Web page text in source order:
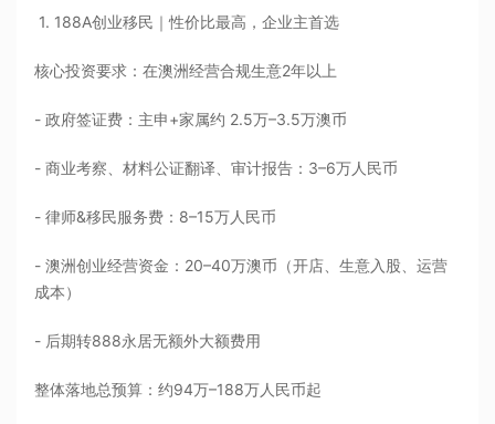
1. 188A创业移民｜性价比最高，企业主首选
核心投资要求：在澳洲经营合规生意2年以上
- 政府签证费：主申+家属约 2.5万–3.5万澳币
- 商业考察、材料公证翻译、审计报告：3–6万人民币
- 律师&移民服务费：8–15万人民币
- 澳洲创业经营资金：20–40万澳币（开店、生意入股、运营
成本）
- 后期转888永居无额外大额费用
整体落地总预算：约94万–188万人民币起